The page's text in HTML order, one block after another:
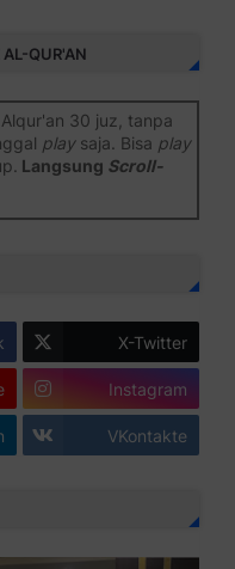
QUR'AN
30 juz, tanpa
playsaja. Bisa play
Langsung Scroll-
X-Twitter
Instagram
VKontakte